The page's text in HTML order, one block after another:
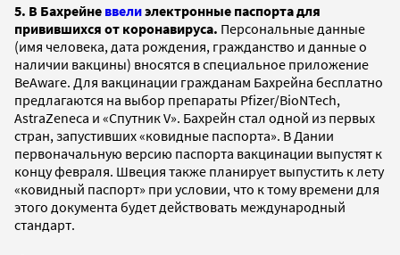
5. В Бахрейне ввелиэлектронные паспорта для
привившихся от коронавируса. Персональные данные
(имя человека, дата рождения, гражданство и данные о
наличии вакцины) вносятся в специальное приложение
BeAware. Для вакцинации гражданам Бахрейна бесплатно
предлагаются на выбор препараты Pfizer/BioNTech,
AstraZeneca и «Спутник V». Бахрейн стал одной из первых
стран, запустивших «ковидные паспорта». В Дании
первоначальную версию паспорта вакцинации выпустят к
концу февраля. Швеция также планирует выпустить к лету
«ковидный паспорт» при условии, что к тому времени для
этого документа будет действовать международный
стандарт.